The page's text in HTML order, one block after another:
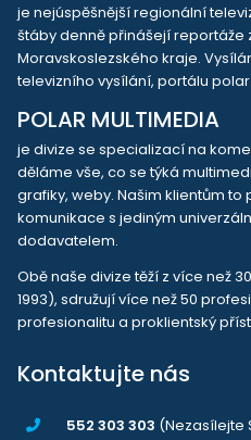
je nejúspěšnější regionální
štáby denně přinášejí reportáže
Moravskoslezského kraje.
televizního vysílání, portálu
POLAR MULTIMEDIA
je divize se specializací na
děláme vše, co se týká
grafiky, weby. Našim klientům
komunikace s jediným
dodavatelem.
Obě naše divize těží z více než
1993), sdružují více než 50
profesionalitu a proklientský
Kontaktujte nás
552 303 303 (Nezasílejte